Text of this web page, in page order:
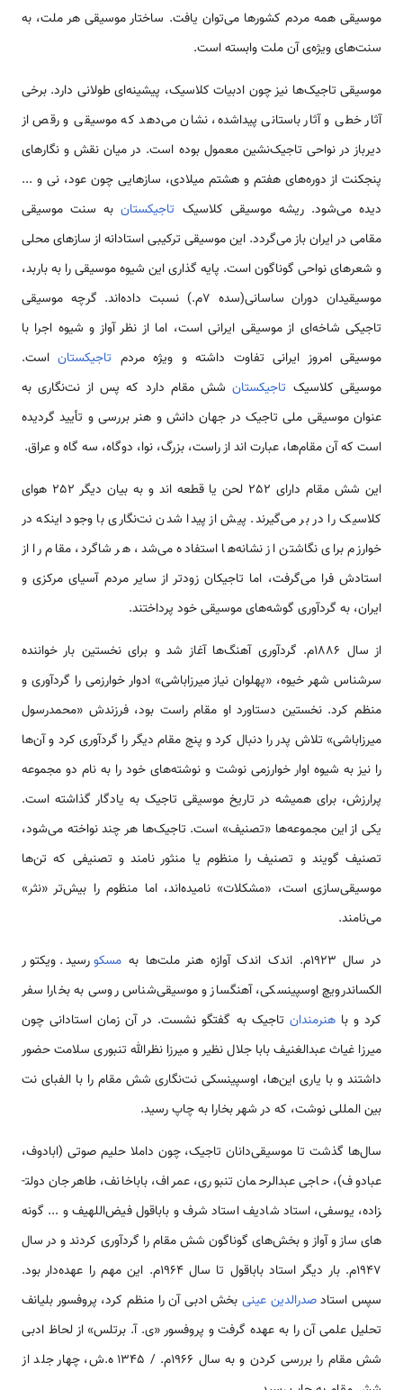
موسیقی همه مردم کشور‌ها می‌توان یافت. ساختار موسیقی هر ملت، به
سنت‌‌های ویژه­‌ی آن ملت وابسته است.
موسیقی تاجیک‌ها نیز چون ادبیات کلاسیک، پیشینه‌ای طولانی دارد. برخی
آثار خطی و آثار باستانی پیداشده، نشان می‌­دهد که موسیقی و رقص از
دیرباز در نواحی تاجیک‌­نشین معمول بوده است. در میان نقش و نگار‌های
پنج­کنت از دوره‌‌های هفتم و هشتم میلادی، ساز‌هایی چون عود، نی و ...
دیده می‌شود. ریشه موسیقی کلاسیک تاجیکستانبه سنت موسیقی
مقامی در ایران باز می‌گردد. این موسیقی ترکیبی استادانه از ساز‌های محلی
و شعر‌های نواحی گوناگون است. پایه گذاری این شیوه موسیقی را به باربد،
موسیقی­دان دوران ساسانی(سده 7م.) نسبت داده‌اند. گرچه موسیقی
تاجیکی شاخه‌ای از موسیقی ایرانی است، اما از نظر آواز و شیوه اجرا با
موسیقی امروز ایرانی تفاوت داشته و ویژه مردم تاجیکستاناست.
موسیقی کلاسیک تاجیکستانشش مقام دارد که پس از نت­‌نگاری به
عنوان موسیقی ملی تاجیک در جهان دانش و هنر بررسی و تأیید گردیده
است که آن مقام­‌ها، عبارت اند از راست، بزرگ، نوا، دوگاه، سه گاه و عراق.
این شش مقام دارای 252 لحن یا قطعه اند و به بیان دیگر 252 هوای
کلاسیک را در بر می­‌گیرند. پیش از پیدا شدن نت‌­نگاری با وجود اینکه در
خوارزم برای نگاشتن از نشانه­‌ها استفاده می‌­شد، هر شاگرد، مقام را از
استادش فرا می‌گرفت، اما تاجیکان زودتر از سایر مردم آسیای مرکزی و
ایران، به گردآوری گوشه­‌های موسیقی خود پرداختند.
از سال 1886م. گردآوری آهنگ­‌ها آغاز شد و برای نخستین بار خواننده
سرشناس شهر خیوه، «پهلوان نیاز میرزاباشی» ادوار خوارزمی را گردآوری و
منظم کرد. نخستین دستاورد او مقام راست بود، فرزندش «محمدرسول
میرزاباشی» تلاش پدر را دنبال کرد و پنج مقام دیگر را گردآوری کرد و آن‌ها
را نیز به شیوه اوار خوارزمی نوشت و نوشته‌‌های خود را به نام دو مجموعه
پرارزش، برای همیشه در تاریخ موسیقی تاجیک به یادگار گذاشته است.
یکی از این مجموعه‌‌ها «تصنیف» است. تاجیک­‌ها هر چند نواخته می‌شود،
تصنیف گویند و تصنیف را منظوم یا منثور نامند و تصنیفی که تن‌ها
موسیقی­‌سازی است، «مشکلات» نامیده‌اند، اما منظوم را بیش‌تر «نثر»
می‌نامند.
در سال 1923م. اندک اندک آوازه هنر ملت­‌ها به مسکورسید. ویکتور
الکساندرویچ اوسپینسکی، آهنگ­ساز و موسیقی‌شناس روسی به بخارا سفر
کرد و باهنرمندان تاجیک به گفتگو نشست. در آن زمان استادانی چون
میرزا غیاث عبدالغنیف بابا جلال نظیر و میرزا نظرالله تنبوری سلامت حضور
داشتند و با یاری این‌ها، اوسپینسکی نت‌­نگاری شش مقام را با الفبای نت
بین المللی نوشت، که در شهر بخارا به چاپ رسید.
سال­‌ها گذشت تا موسیقی­‌دانان تاجیک، چون داملا حلیم صوتی (ابادوف،
عبادوف)، حاجی عبدالرحمان تنبوری، عمراف، باباخانف، طاهرجان دولت­
زاده، یوسفی، استاد شادیف استاد شرف و باباقول فیض‌­الله­یف و ... گونه­‌
های ساز و آواز و بخش‌های گوناگون شش مقام را گردآوری کردند و در سال
1947م. بار دیگر استاد باباقول تا سال 1964م. این مهم را عهده‌­دار بود.
سپس استادصدرالدین عینیبخش ادبی آن را منظم کرد، پروفسور بلیانف
تحلیل علمی آن را به عهده گرفت و پروفسور «ی. آ. برتلس» از لحاظ ادبی
شش مقام را بررسی کردن و به سال 1966م. / 1345 ه.ش، چهار جلد از